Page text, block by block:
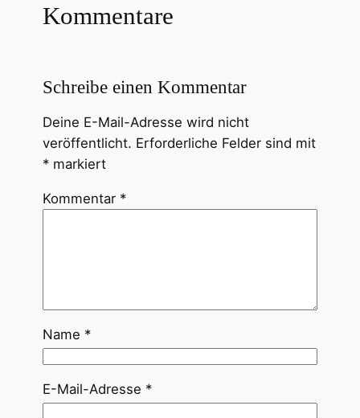
Kommentare
Schreibe einen Kommentar
Deine E-Mail-Adresse wird nicht
veröffentlicht. Erforderliche Felder sind mit
*markiert
Kommentar *
Name *
E-Mail-Adresse *